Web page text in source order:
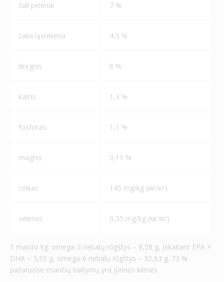
žali pelenai 7 %
žalia ląsteliena 4,5 %
drėgnis 8 %
kalcis 1,3 %
fosforas 1,1 %
magnis 0,11 %
cinkas 145 mg/kg (мг/кг)
selenas 0,35 mg/kg (мг/кг)
1 maisto kg: omega-3 riebalų rūgštys – 8,58 g, įskaitant EPA +
DHA – 3,55 g, omega-6 riebalų rūgštys – 32,63 g. 73 %
pašaruose esančių baltymų yra jūrinės kilmės.